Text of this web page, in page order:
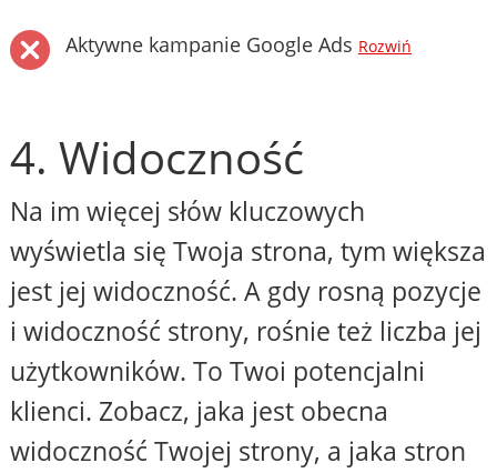
Aktywne kampanie Google Ads Rozwiń
4. Widoczność
Na im więcej słów kluczowych
wyświetla się Twoja strona, tym większa
jest jej widoczność. A gdy rosną pozycje
i widoczność strony, rośnie też liczba jej
użytkowników. To Twoi potencjalni
klienci. Zobacz, jaka jest obecna
widoczność Twojej strony, a jaka stron